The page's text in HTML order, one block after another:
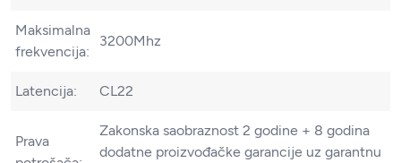
Maksimalna
frekvencija:
3200Mhz
Latencija: CL22
Prava
Zakonska saobraznost 2 godine + 8 godina
dodatne proizvođačke garancije uz garantnu